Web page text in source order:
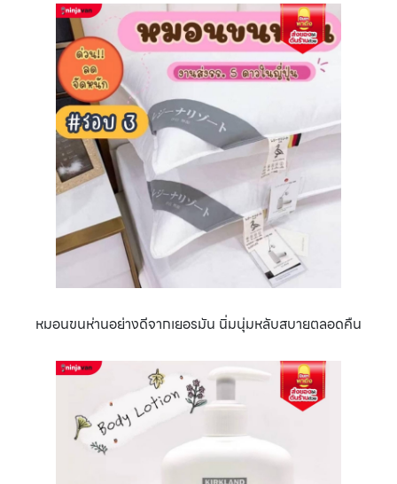
หมอนขนห่านอย่างดีจากเยอรมัน นิ่มนุ่มหลับสบายตลอดคืน